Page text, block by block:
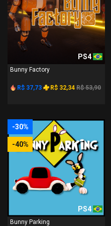
PS4
Bunny Factory
R$ 37,73 R$ 32,34 R$ 53,90
-30%
-40%
PS4
Bunny Parking